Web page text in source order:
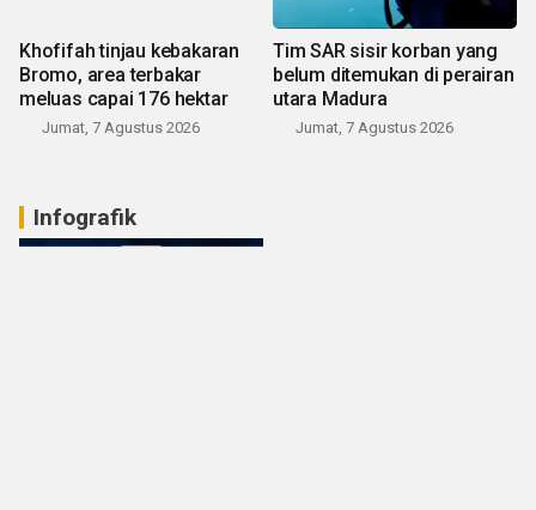
Khofifah tinjau kebakaran
Bromo, area terbakar
meluas capai 176 hektar
Jumat, 7 Agustus 2026
Tim SAR sisir korban yang
belum ditemukan di perairan
utara Madura
Jumat, 7 Agustus 2026
Infografik